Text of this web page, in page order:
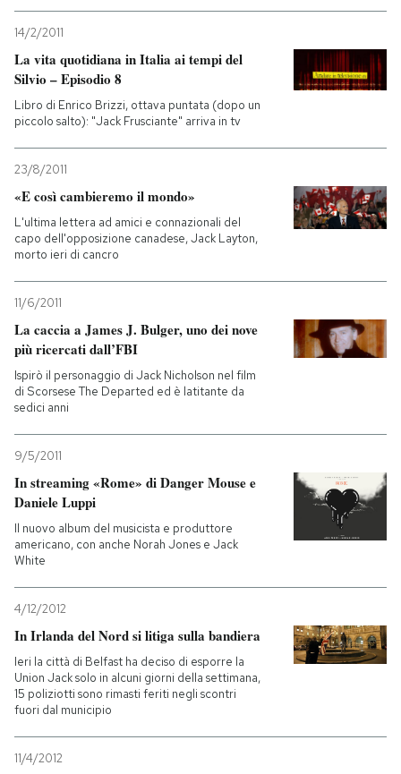
SHOP
CALENDARIO
AREA PERSONALE
Entra
14/2/2011
La vita quotidiana in Italia ai tempi del
Silvio – Episodio 8
Libro di Enrico Brizzi, ottava puntata (dopo un
piccolo salto): "Jack Frusciante" arriva in tv
23/8/2011
«E così cambieremo il mondo»
L'ultima lettera ad amici e connazionali del
capo dell'opposizione canadese, Jack Layton,
morto ieri di cancro
11/6/2011
La caccia a James J. Bulger, uno dei nove
più ricercati dall’FBI
Ispirò il personaggio di Jack Nicholson nel film
di Scorsese The Departed ed è latitante da
sedici anni
9/5/2011
In streaming «Rome» di Danger Mouse e
Daniele Luppi
Il nuovo album del musicista e produttore
americano, con anche Norah Jones e Jack
White
4/12/2012
In Irlanda del Nord si litiga sulla bandiera
Ieri la città di Belfast ha deciso di esporre la
Union Jack solo in alcuni giorni della settimana,
15 poliziotti sono rimasti feriti negli scontri
fuori dal municipio
11/4/2012